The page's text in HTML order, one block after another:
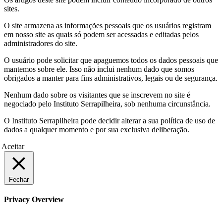
sites.
O site armazena as informações pessoais que os usuários registram
em nosso site as quais só podem ser acessadas e editadas pelos
administradores do site.
O usuário pode solicitar que apaguemos todos os dados pessoais que
mantemos sobre ele. Isso não inclui nenhum dado que somos
obrigados a manter para fins administrativos, legais ou de segurança.
Nenhum dado sobre os visitantes que se inscrevem no site é
negociado pelo Instituto Serrapilheira, sob nenhuma circunstância.
O Instituto Serrapilheira pode decidir alterar a sua política de uso de
dados a qualquer momento e por sua exclusiva deliberação.
Aceitar
Fechar
Privacy Overview